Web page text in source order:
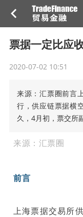
票据一定比应
2020-07-02 10:51
来源：汇票圈前言
行，供应链票据横
久，4月初，票交所
来源：汇票圈
前言
上海票据交易所
目
贸金书店
福费廷
贸金投
活动
我的